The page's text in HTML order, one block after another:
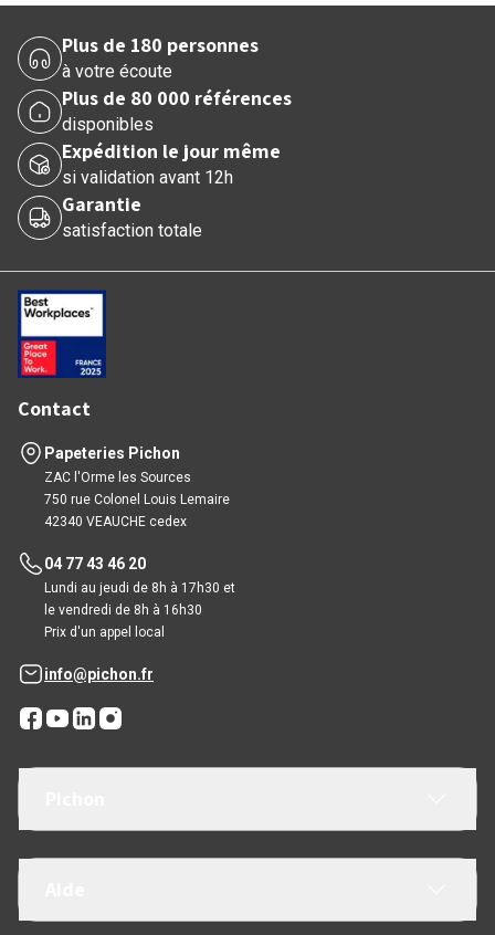
Plus de 180 personnes
à votre écoute
Plus de 80 000 références
disponibles
Expédition le jour même
si validation avant 12h
Garantie
satisfaction totale
Contact
Papeteries Pichon
ZAC l'Orme les Sources
750 rue Colonel Louis Lemaire
42340 VEAUCHE cedex
04 77 43 46 20
Lundi au jeudi de 8h à 17h30 et
le vendredi de 8h à 16h30
Prix d'un appel local
info@pichon.fr